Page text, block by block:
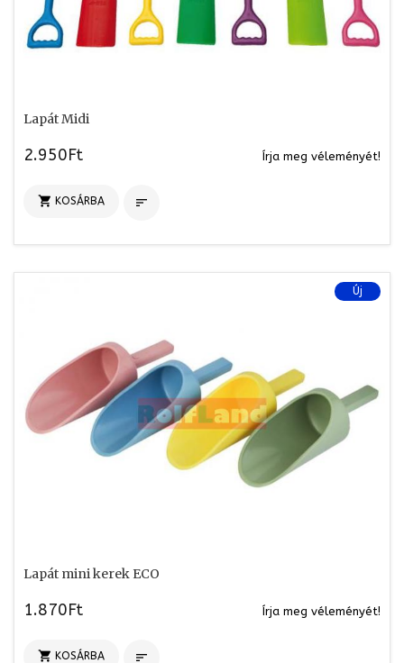
Lapát Midi
2.950Ft Írja meg véleményét!
 KOSÁRBA 
Új
Lapát mini kerek ECO
1.870Ft Írja meg véleményét!
 KOSÁRBA 